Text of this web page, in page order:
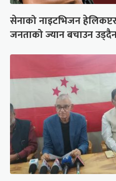
सेनाको नाइटभिजन
जनताको ज्यान बचाउन